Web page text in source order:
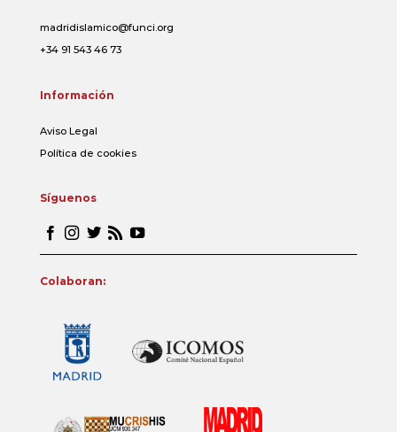
madridislamico@funci.org
+34 91 543 46 73
Información
Aviso Legal
Política de cookies
Síguenos
Colaboran: